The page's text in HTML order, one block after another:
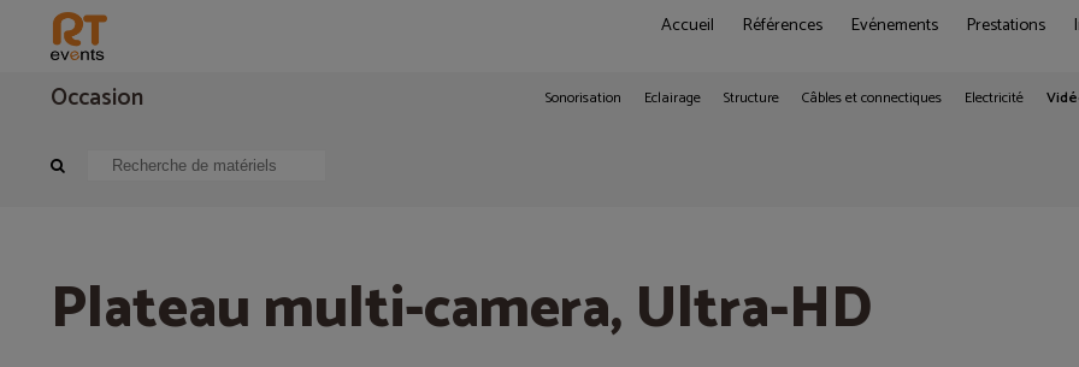
Accueil Références Evénements Prestations
Occasion Sonorisation Eclairage Structure Câbles et connectiques Electricité
Vidéo Caméra, Captation vidéo
Plateau multi-camera, Ultra-HD